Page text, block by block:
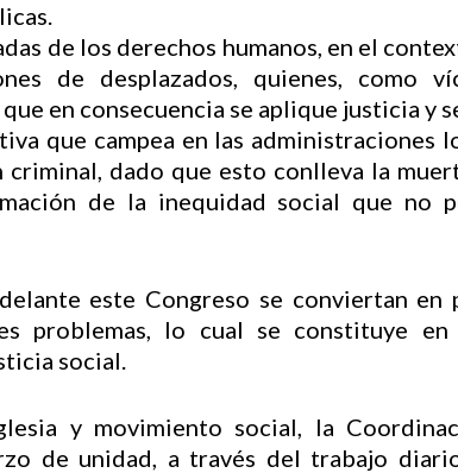
de los derechos humanos, en el
de desplazados, quienes, como
en consecuencia se aplique justicia y
que campea en las administraciones
dado que esto conlleva la
de la inequidad social que no
este Congreso se conviertan en
problemas, lo cual se constituye
social.
y movimiento social, la
de unidad, a través del trabajo